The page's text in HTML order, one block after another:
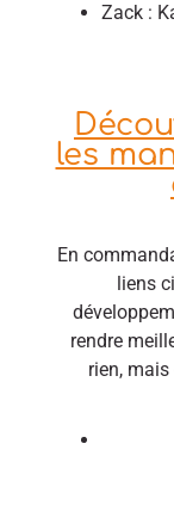
Zack :
les
En
liens
rendre
rien,